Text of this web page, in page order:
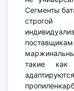
Сегменты
строгой
такие как